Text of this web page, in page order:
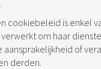
cookiebeleid is enkel
om haar
aansprakelijkheid of
derden.